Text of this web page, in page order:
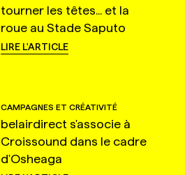
tourner les têtes... et la
roue au Stade Saputo
LIRE L'ARTICLE
CAMPAGNES ET CRÉATIVITÉ
belairdirect s'associe à
Croissound dans le cadre
d'Osheaga